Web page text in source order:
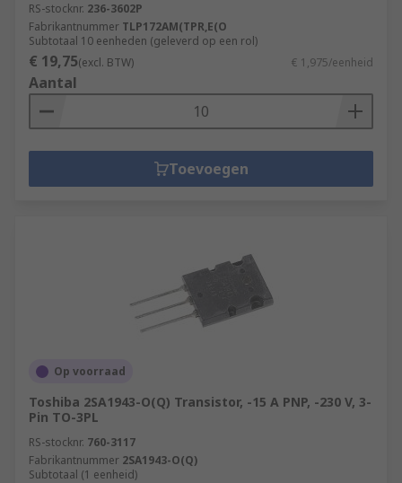
RS-stocknr. 236-3602P
Fabrikantnummer TLP172AM(TPR,E(O
Subtotaal 10 eenheden (geleverd op een rol)
€ 19,75(excl. BTW) € 1,975/eenheid
Aantal
Toevoegen
Op voorraad
Toshiba 2SA1943-O(Q) Transistor, -15 A PNP, -230 V, 3-
Pin TO-3PL
RS-stocknr. 760-3117
Fabrikantnummer 2SA1943-O(Q)
Subtotaal (1 eenheid)